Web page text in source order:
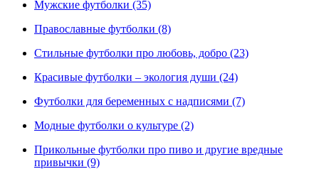
Мужские футболки (35)
Православные футболки (8)
Стильные футболки про любовь, добро (23)
Красивые футболки – экология души (24)
Футболки для беременных с надписями (7)
Модные футболки о культуре (2)
Прикольные футболки про пиво и другие вредные
привычки (9)